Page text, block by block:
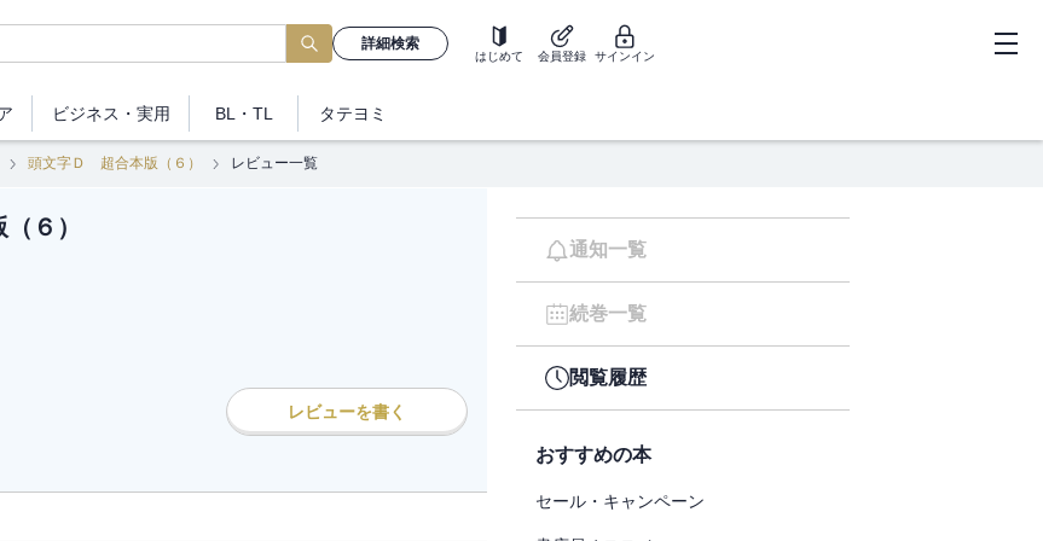
詳細検索
はじめて 会員登録 サインイン
ビジネス ・実用 BL・TL タテヨミ
頭文字Ｄ 超合本版（６） レビュー一覧
６）
レビューを書く
通知一覧
続巻一覧
閲覧履歴
おすすめの本
セール・キャンペーン